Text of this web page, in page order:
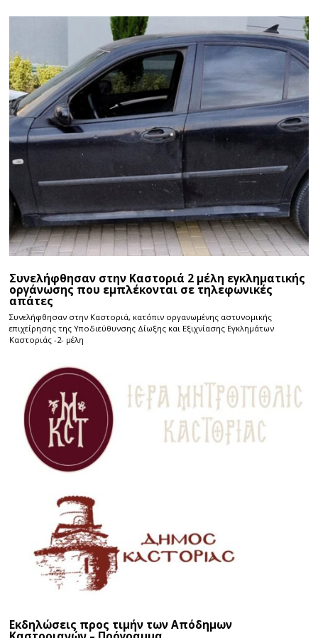
Συνελήφθησαν στην Καστοριά 2 μέλη εγκληματικής
οργάνωσης που εμπλέκονται σε τηλεφωνικές
απάτες
Συνελήφθησαν στην Καστοριά, κατόπιν οργανωμένης αστυνομικής
επιχείρησης της Υποδιεύθυνσης Δίωξης και Εξιχνίασης Εγκλημάτων
Καστοριάς -2- μέλη
Εκδηλώσεις προς τιμήν των Απόδημων